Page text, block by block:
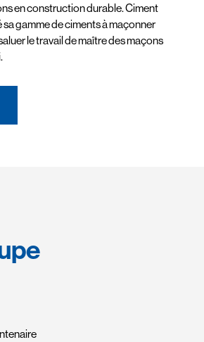
en construction durable. Ciment
gamme de ciments à maçonner
le travail de maître des maçons